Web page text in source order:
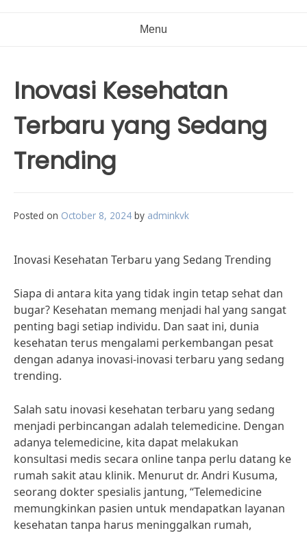
Menu
Inovasi Kesehatan
Terbaru yang Sedang
Trending
Posted on October 8, 2024 by adminkvk
Inovasi Kesehatan Terbaru yang Sedang Trending
Siapa di antara kita yang tidak ingin tetap sehat dan
bugar? Kesehatan memang menjadi hal yang sangat
penting bagi setiap individu. Dan saat ini, dunia
kesehatan terus mengalami perkembangan pesat
dengan adanya inovasi-inovasi terbaru yang sedang
trending.
Salah satu inovasi kesehatan terbaru yang sedang
menjadi perbincangan adalah telemedicine. Dengan
adanya telemedicine, kita dapat melakukan
konsultasi medis secara online tanpa perlu datang ke
rumah sakit atau klinik. Menurut dr. Andri Kusuma,
seorang dokter spesialis jantung, “Telemedicine
memungkinkan pasien untuk mendapatkan layanan
kesehatan tanpa harus meninggalkan rumah,